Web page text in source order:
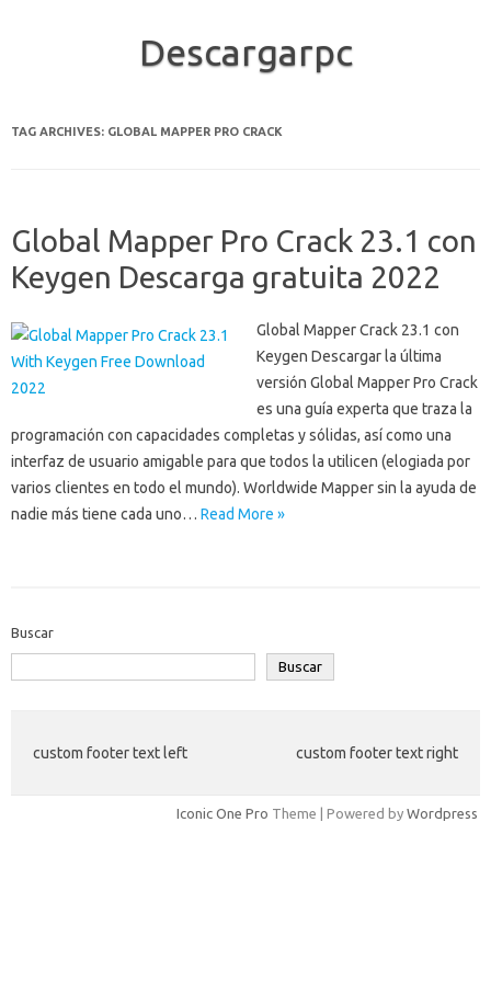
Descargarpc
TAG ARCHIVES: GLOBAL MAPPER PRO CRACK
Global Mapper Pro Crack 23.1 con
Keygen Descarga gratuita 2022
Global Mapper Crack 23.1 con
Keygen Descargar la última
versión Global Mapper Pro Crack
es una guía experta que traza la
programación con capacidades completas y sólidas, así como una
interfaz de usuario amigable para que todos la utilicen (elogiada por
varios clientes en todo el mundo). Worldwide Mapper sin la ayuda de
nadie más tiene cada uno… Read More »
Buscar
Buscar
custom footer text left custom footer text right
Iconic One Pro Theme | Powered by Wordpress